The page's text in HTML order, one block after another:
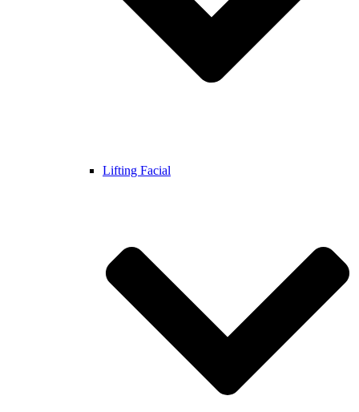
Lifting Facial